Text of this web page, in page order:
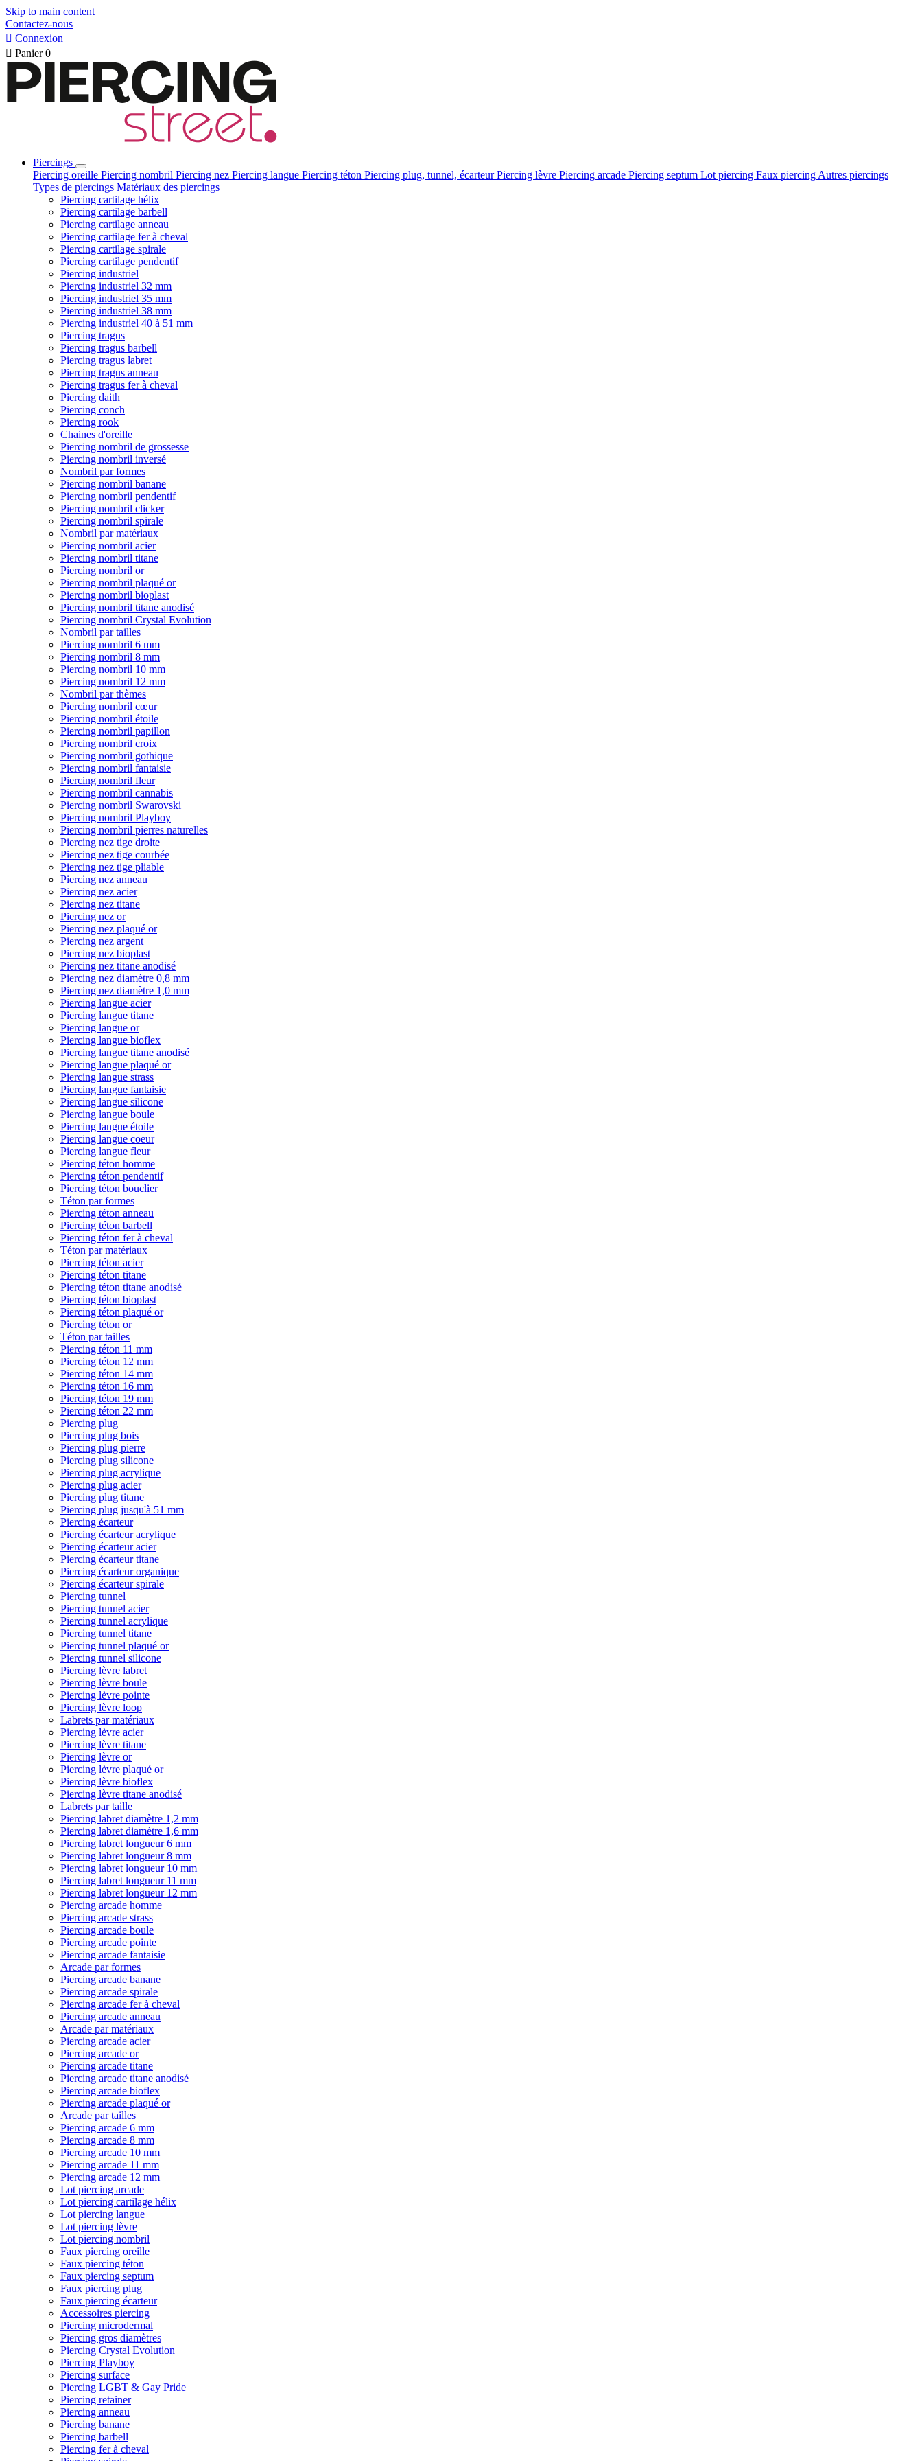
Skip to main content
Contactez-nous
 Connexion
 Panier 0
Piercings
Piercing oreille Piercing nombril Piercing nez Piercing langue Piercing téton Piercing plug, tunnel, écarteurPiercing lèvre Piercing arcade Piercing septum Lot piercing Faux piercing Autres piercings
Types de piercings Matériaux des piercings
Piercing cartilage hélix
Piercing cartilage barbell
Piercing cartilage anneau
Piercing cartilage fer à cheval
Piercing cartilage spirale
Piercing cartilage pendentif
Piercing industriel
Piercing industriel 32 mm
Piercing industriel 35 mm
Piercing industriel 38 mm
Piercing industriel 40 à 51 mm
Piercing tragus
Piercing tragus barbell
Piercing tragus labret
Piercing tragus anneau
Piercing tragus fer à cheval
Piercing daith
Piercing conch
Piercing rook
Chaines d'oreille
Piercing nombril de grossesse
Piercing nombril inversé
Nombril par formes
Piercing nombril banane
Piercing nombril pendentif
Piercing nombril clicker
Piercing nombril spirale
Nombril par matériaux
Piercing nombril acier
Piercing nombril titane
Piercing nombril or
Piercing nombril plaqué or
Piercing nombril bioplast
Piercing nombril titane anodisé
Piercing nombril Crystal Evolution
Nombril par tailles
Piercing nombril 6 mm
Piercing nombril 8 mm
Piercing nombril 10 mm
Piercing nombril 12 mm
Nombril par thèmes
Piercing nombril cœur
Piercing nombril étoile
Piercing nombril papillon
Piercing nombril croix
Piercing nombril gothique
Piercing nombril fantaisie
Piercing nombril fleur
Piercing nombril cannabis
Piercing nombril Swarovski
Piercing nombril Playboy
Piercing nombril pierres naturelles
Piercing nez tige droite
Piercing nez tige courbée
Piercing nez tige pliable
Piercing nez anneau
Piercing nez acier
Piercing nez titane
Piercing nez or
Piercing nez plaqué or
Piercing nez argent
Piercing nez bioplast
Piercing nez titane anodisé
Piercing nez diamètre 0,8 mm
Piercing nez diamètre 1,0 mm
Piercing langue acier
Piercing langue titane
Piercing langue or
Piercing langue bioflex
Piercing langue titane anodisé
Piercing langue plaqué or
Piercing langue strass
Piercing langue fantaisie
Piercing langue silicone
Piercing langue boule
Piercing langue étoile
Piercing langue coeur
Piercing langue fleur
Piercing téton homme
Piercing téton pendentif
Piercing téton bouclier
Téton par formes
Piercing téton anneau
Piercing téton barbell
Piercing téton fer à cheval
Téton par matériaux
Piercing téton acier
Piercing téton titane
Piercing téton titane anodisé
Piercing téton bioplast
Piercing téton plaqué or
Piercing téton or
Téton par tailles
Piercing téton 11 mm
Piercing téton 12 mm
Piercing téton 14 mm
Piercing téton 16 mm
Piercing téton 19 mm
Piercing téton 22 mm
Piercing plug
Piercing plug bois
Piercing plug pierre
Piercing plug silicone
Piercing plug acrylique
Piercing plug acier
Piercing plug titane
Piercing plug jusqu'à 51 mm
Piercing écarteur
Piercing écarteur acrylique
Piercing écarteur acier
Piercing écarteur titane
Piercing écarteur organique
Piercing écarteur spirale
Piercing tunnel
Piercing tunnel acier
Piercing tunnel acrylique
Piercing tunnel titane
Piercing tunnel plaqué or
Piercing tunnel silicone
Piercing lèvre labret
Piercing lèvre boule
Piercing lèvre pointe
Piercing lèvre loop
Labrets par matériaux
Piercing lèvre acier
Piercing lèvre titane
Piercing lèvre or
Piercing lèvre plaqué or
Piercing lèvre bioflex
Piercing lèvre titane anodisé
Labrets par taille
Piercing labret diamètre 1,2 mm
Piercing labret diamètre 1,6 mm
Piercing labret longueur 6 mm
Piercing labret longueur 8 mm
Piercing labret longueur 10 mm
Piercing labret longueur 11 mm
Piercing labret longueur 12 mm
Piercing arcade homme
Piercing arcade strass
Piercing arcade boule
Piercing arcade pointe
Piercing arcade fantaisie
Arcade par formes
Piercing arcade banane
Piercing arcade spirale
Piercing arcade fer à cheval
Piercing arcade anneau
Arcade par matériaux
Piercing arcade acier
Piercing arcade or
Piercing arcade titane
Piercing arcade titane anodisé
Piercing arcade bioflex
Piercing arcade plaqué or
Arcade par tailles
Piercing arcade 6 mm
Piercing arcade 8 mm
Piercing arcade 10 mm
Piercing arcade 11 mm
Piercing arcade 12 mm
Lot piercing arcade
Lot piercing cartilage hélix
Lot piercing langue
Lot piercing lèvre
Lot piercing nombril
Faux piercing oreille
Faux piercing téton
Faux piercing septum
Faux piercing plug
Faux piercing écarteur
Accessoires piercing
Piercing microdermal
Piercing gros diamètres
Piercing Crystal Evolution
Piercing Playboy
Piercing surface
Piercing LGBT & Gay Pride
Piercing retainer
Piercing anneau
Piercing banane
Piercing barbell
Piercing fer à cheval